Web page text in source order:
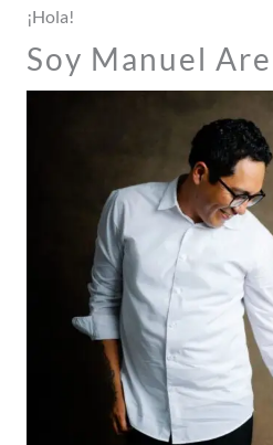
¡Hola!
Soy Manuel